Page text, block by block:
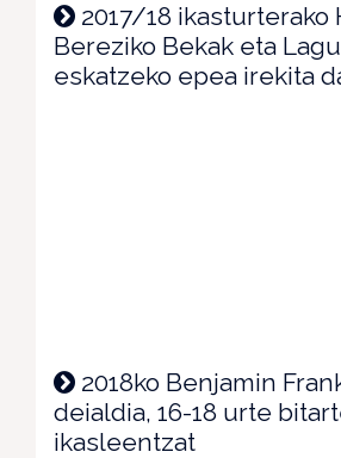
2017/18 ikasturterako
Bereziko Bekak eta
eskatzeko epea irekita
2018ko Benjamin
deialdia, 16-18 urte
ikasleentzat